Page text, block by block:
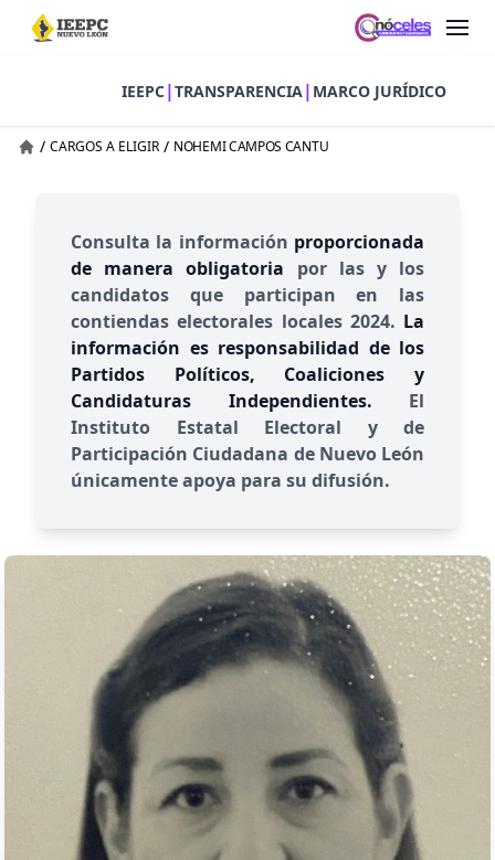
IEEPC|TRANSPARENCIA| MARCO JURÍDICO
/ CARGOS A ELIGIR / NOHEMI CAMPOS CANTU
Consulta la información proporcionada
de manera obligatoria por las y los
candidatos que participan en las
contiendas electorales locales 2024. La
información es responsabilidad de los
Partidos Políticos, Coaliciones y
Candidaturas Independientes. El
Instituto Estatal Electoral y de
Participación Ciudadana de Nuevo León
únicamente apoya para su difusión.